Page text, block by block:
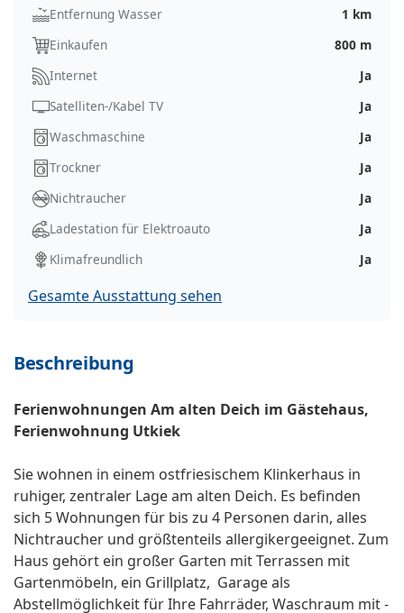
Entfernung Wasser
1 km
Einkaufen
800 m
Internet
Ja
Satelliten-/Kabel TV
Ja
Waschmaschine
Ja
Trockner
Ja
Nichtraucher
Ja
Ladestation für Elektroauto
Ja
Klimafreundlich
Ja
Gesamte Ausstattung sehen
Beschreibung
Ferienwohnungen Am alten Deich im Gästehaus,
Ferienwohnung Utkiek
Sie wohnen in einem ostfriesischem Klinkerhaus in
ruhiger, zentraler Lage am alten Deich. Es befinden
sich 5 Wohnungen für bis zu 4 Personen darin, alles
Nichtraucher und größtenteils allergikergeeignet. Zum
Haus gehört ein großer Garten mit Terrassen mit
Gartenmöbeln, ein Grillplatz, Garage als
Abstellmöglichkeit für Ihre Fahrräder, Waschraum mit -